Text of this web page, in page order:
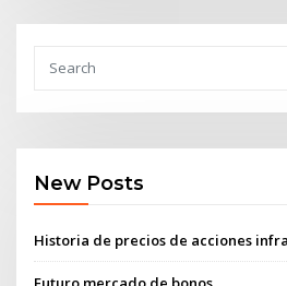
New Posts
Historia de precios de acciones